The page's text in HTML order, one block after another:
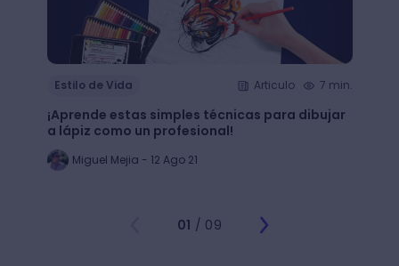
Estilo de Vida Articulo 7 min.
¡Aprende estas simples técnicas para dibujar
a lápiz como un profesional!
Miguel Mejia - 12 Ago 21
01 / 09